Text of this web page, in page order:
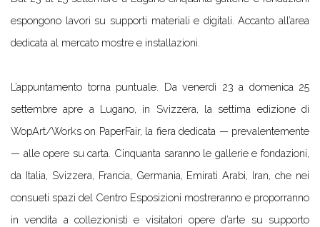
espongono lavori su supporti materiali e digitali. Accanto all’area
dedicata al mercato mostre e installazioni.
L’appuntamento torna puntuale. Da venerdì 23 a domenica 25
settembre apre a Lugano, in Svizzera, la settima edizione di
WopArt/Works on PaperFair, la fiera dedicata — prevalentemente
— alle opere su carta. Cinquanta saranno le gallerie e fondazioni,
da Italia, Svizzera, Francia, Germania, Emirati Arabi, Iran, che nei
consueti spazi del Centro Esposizioni mostreranno e proporranno
in vendita a collezionisti e visitatori opere d’arte su supporto